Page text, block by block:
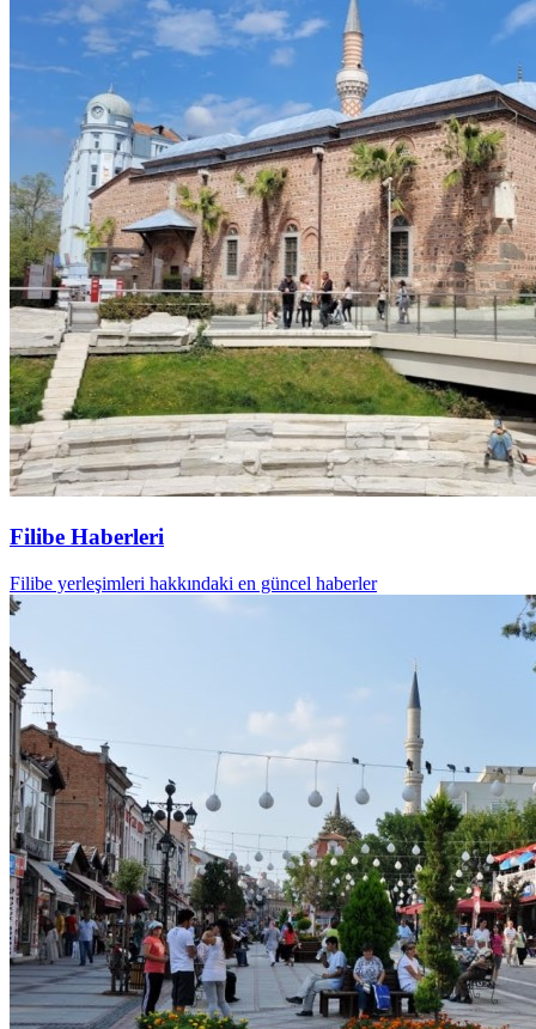
Filibe Haberleri
Filibe yerleşimleri hakkındaki en güncel haberler